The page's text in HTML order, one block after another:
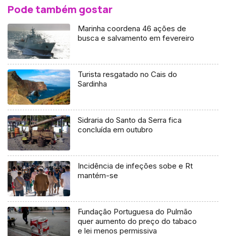
Pode também gostar
Marinha coordena 46 ações de
busca e salvamento em fevereiro
Turista resgatado no Cais do
Sardinha
Sidraria do Santo da Serra fica
concluída em outubro
Incidência de infeções sobe e Rt
mantém-se
Fundação Portuguesa do Pulmão
quer aumento do preço do tabaco
e lei menos permissiva